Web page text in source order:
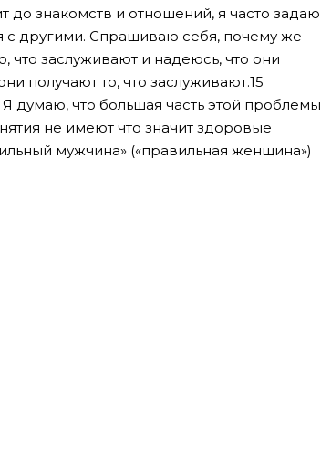
до знакомств и отношений, я часто задаю
с другими. Спрашиваю себя, почему же
что заслуживают и надеюсь, что они
получают то, что заслуживают.15
Я думаю, что большая часть этой проблемы
не имеют что значит здоровые
мужчина» («правильная женщина»)